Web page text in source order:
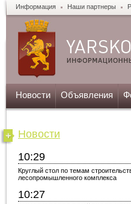
Информация Наши партнеры
Новости Объявления
Новости
10:29
Круглый стол по темам
лесопромышленного комплекса
10:27